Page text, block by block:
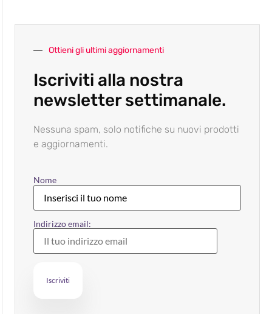
Ottieni gli ultimi aggiornamenti
Iscriviti alla nostra
newsletter settimanale.
Nessuna spam, solo notifiche su nuovi prodotti
e aggiornamenti.
Nome
Indirizzo email: